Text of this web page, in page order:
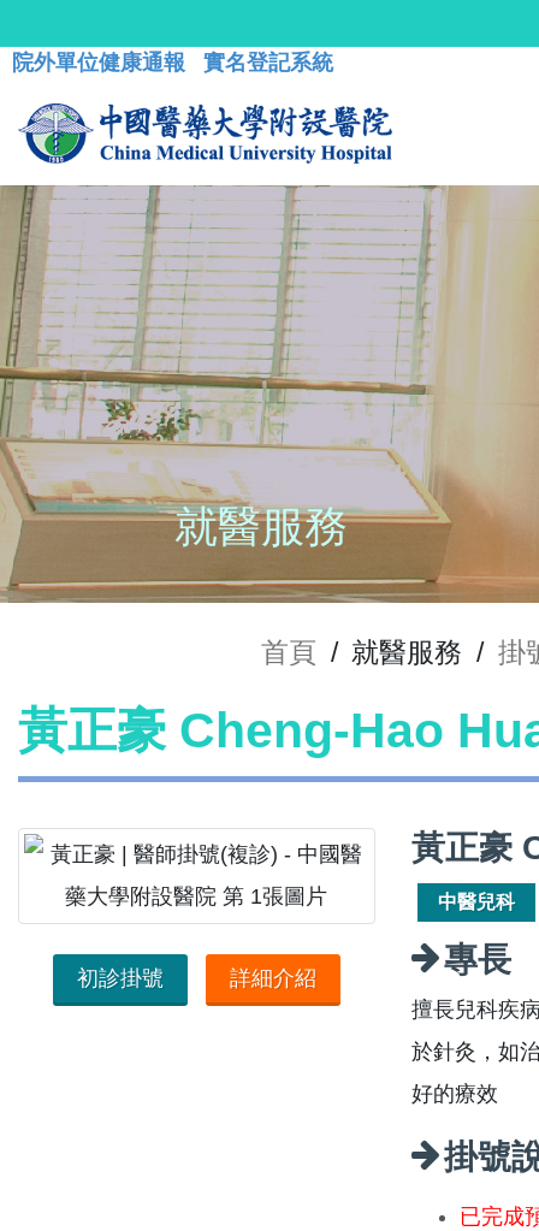
院外單位健康通報 實名登記系統
就醫服務
首頁 / 就醫服務 / 掛
黃正豪 Cheng-Hao
初診掛號 詳細介紹
黃正豪
中醫兒科
專長
擅長兒科疾
於針灸，如
好的療效
掛號
已完成